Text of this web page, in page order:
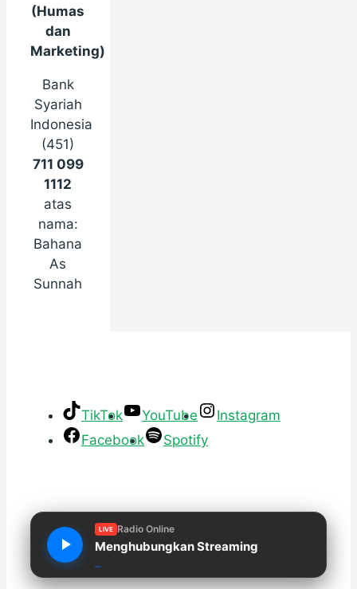
(Humas
dan
Marketing)
Bank
Syariah
Indonesia
(451)
711 099
1112
atas
nama:
Bahana
As
Sunnah
TikTok YouTube
Instagram
Facebook
Spotify
LIVE Radio Online
Menghubungkan Streaming